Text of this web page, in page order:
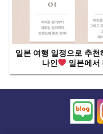
일본 여행 일정으로 추
나인
일본에서